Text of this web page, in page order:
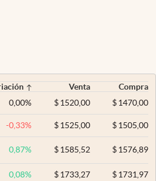
Venta
Compra
0,00% $ 1520,00 $1470,00
-0,33% $ 1525,00 $1505,00
0,87% $ 1585,52 $1576,89
0,08% $ 1733,27 $1731,97